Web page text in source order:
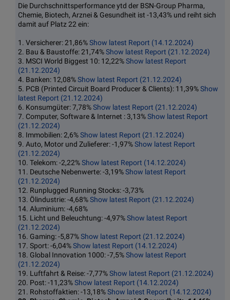
Die Durchschnittsperformance ytd der BSN-Group Pharma,
Chemie, Biotech, Arznei & Gesundheit ist -13,43% und reiht sich
damit auf Platz 22 ein:
1. Versicherer: 21,86%Show latest Report (14.12.2024)
2. Bau & Baustoffe: 21,74%Show latest Report (21.12.2024)
3. MSCI World Biggest 10: 12,22%Show latest Report
(21.12.2024)
4. Banken: 12,08%Show latest Report (21.12.2024)
5. PCB (Printed Circuit Board Producer & Clients): 11,39%Show
latest Report (21.12.2024)
6. Konsumgüter: 7,78%Show latest Report (21.12.2024)
7. Computer, Software & Internet : 3,13%Show latest Report
(21.12.2024)
8. Immobilien: 2,6%Show latest Report (21.12.2024)
9. Auto, Motor und Zulieferer: -1,97%Show latest Report
(21.12.2024)
10. Telekom: -2,22%Show latest Report (14.12.2024)
11. Deutsche Nebenwerte: -3,19%Show latest Report
(21.12.2024)
12. Runplugged Running Stocks: -3,73%
13. Ölindustrie: -4,68%Show latest Report (21.12.2024)
14. Aluminium: -4,68%
15. Licht und Beleuchtung: -4,97%Show latest Report
(21.12.2024)
16. Gaming: -5,87%Show latest Report (21.12.2024)
17. Sport: -6,04%Show latest Report (14.12.2024)
18. Global Innovation 1000: -7,5%Show latest Report
(21.12.2024)
19. Luftfahrt & Reise: -7,77%Show latest Report (21.12.2024)
20. Post: -11,23%Show latest Report (14.12.2024)
21. Rohstoffaktien: -13,18%Show latest Report (14.12.2024)